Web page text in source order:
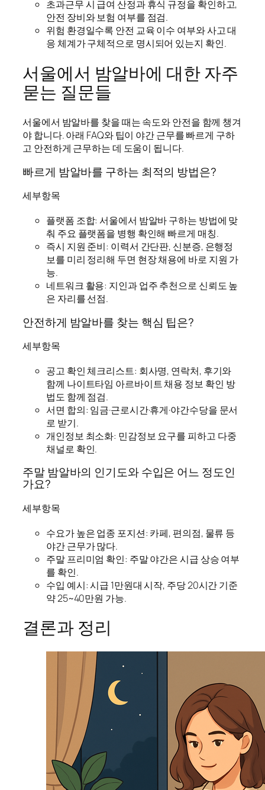
초과근무 시 급여 산정과 휴식 규정을 확인하고,
안전 장비와 보험 여부를 점검.
위험 환경일수록 안전 교육 이수 여부와 사고 대
응 체계가 구체적으로 명시되어 있는지 확인.
서울에서 밤알바에 대한 자주
묻는 질문들
서울에서 밤알바를 찾을 때는 속도와 안전을 함께 챙겨
야 합니다. 아래 FAQ와 팁이 야간 근무를 빠르게 구하
고 안전하게 근무하는 데 도움이 됩니다.
빠르게 밤알바를 구하는 최적의 방법은?
세부항목
플랫폼 조합: 서울에서 밤알바 구하는 방법에 맞
춰 주요 플랫폼을 병행 확인해 빠르게 매칭.
즉시 지원 준비: 이력서 간단판, 신분증, 은행정
보를 미리 정리해 두면 현장 채용에 바로 지원 가
능.
네트워크 활용: 지인과 업주 추천으로 신뢰도 높
은 자리를 선점.
안전하게 밤알바를 찾는 핵심 팁은?
세부항목
공고 확인 체크리스트: 회사명, 연락처, 후기와
함께 나이트타임 아르바이트 채용 정보 확인 방
법도 함께 점검.
서면 합의: 임금·근로시간·휴게·야간수당을 문서
로 받기.
개인정보 최소화: 민감정보 요구를 피하고 다중
채널로 확인.
주말 밤알바의 인기도와 수입은 어느 정도인
가요?
세부항목
수요가 높은 업종 포지션: 카페, 편의점, 물류 등
야간 근무가 많다.
주말 프리미엄 확인: 주말 야간은 시급 상승 여부
를 확인.
수입 예시: 시급 1만원대 시작, 주당 20시간 기준
약 25~40만원 가능.
결론과 정리